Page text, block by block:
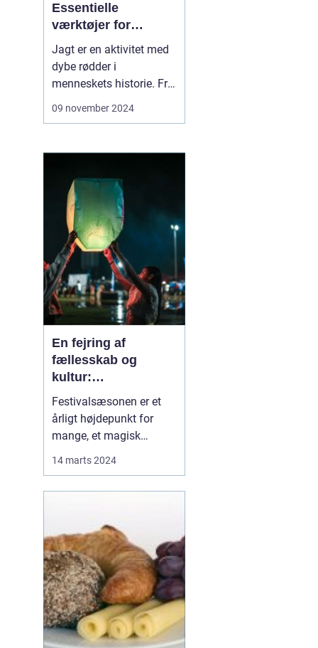
Essentielle
værktøjer for
jægeren
Jagt er en aktivitet med
dybe rødder i
menneskets historie. Fra
tidernes morgen har jagt
også en form for
naturoplevelse. For at
kunne deltage i jag...
09 november 2024
En fejring af
fællesskab og
kultur:
Festivaloplevelsen
Festivalsæsonen er et
årligt højdepunkt for
mange, et magisk
der kan ændre dit syn på
livet, udvide din
musiksmag og sk...
14 marts 2024